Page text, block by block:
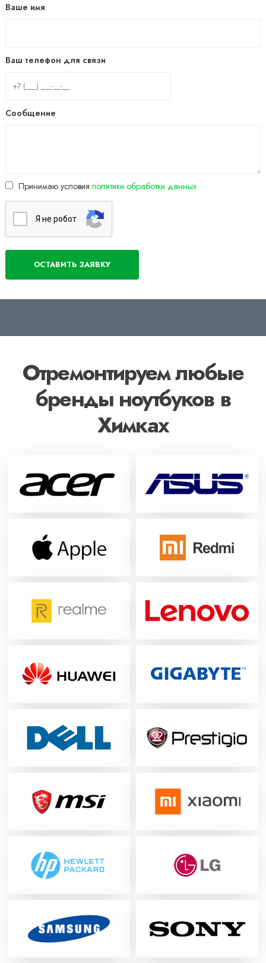
Ваше имя
Ваш телефон для связи
Сообщение
Принимаю условия политики обработки данных
Я нe poбoт
Отремонтируем любые
бренды ноутбуков в
Химках